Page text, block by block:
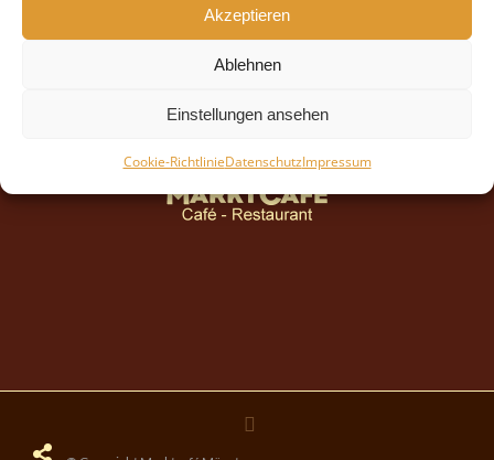
Akzeptieren
Ablehnen
Einstellungen ansehen
Cookie-RichtlinieDatenschutzImpressum